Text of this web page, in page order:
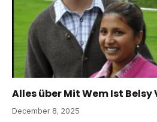
Alles über Mit Wem Ist
December 8, 2025